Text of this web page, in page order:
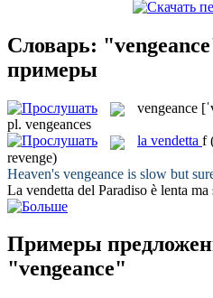
Словарь:
примеры
vengeance
pl. vengeances
la vendetta f
revenge)
Heaven's vengeance is slow but
La vendetta del Paradiso è lenta ma
Примеры
"vengeance"